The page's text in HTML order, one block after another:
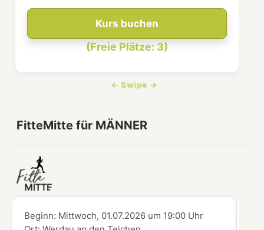
Kurs buchen
(Freie Plätze: 3)
FitteMitte für MÄNNER
Beginn: Mittwoch, 01.07.2026 um 19:00 Uhr